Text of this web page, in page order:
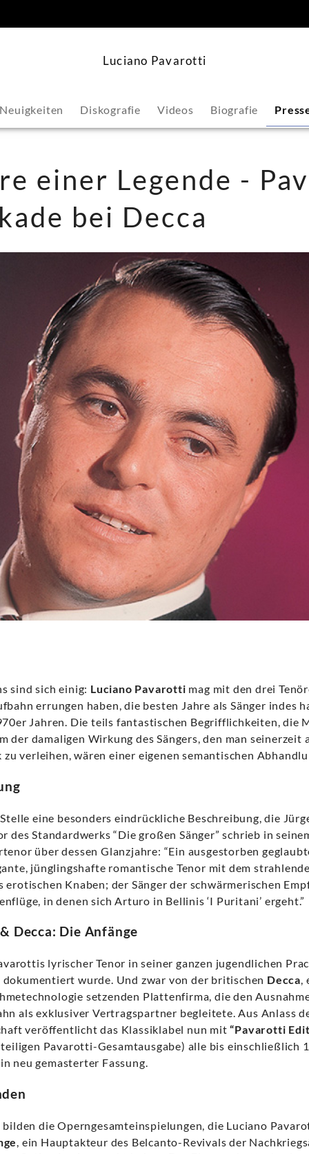
Luciano Pavarotti
Neuigkeiten Diskografie Videos Biografie
einer Legende -
bei Decca
sind sich einig: Luciano Pavarotti mag mit den drei
errungen haben, die besten Jahre als Sänger indes
Jahren. Die teils fantastischen Begrifflichkeiten, die
der damaligen Wirkung des Sängers, den man seinerzeit
verleihen, wären einer eigenen semantischen
eine besonders eindrückliche Beschreibung, die
des Standardwerks “Die großen Sänger” schrieb in
über dessen Glanzjahre: “Ein ausgestorben
jünglingshafte romantische Tenor mit dem
erotischen Knaben; der Sänger der schwärmerischen
in denen sich Arturo in Bellinis ‘I Puritani’ ergeht.”
Decca: Die Anfänge
lyrischer Tenor in seiner ganzen jugendlichen
wurde. Und zwar von der britischen Decca,
setzenden Plattenfirma, die den
als exklusiver Vertragspartner begleitete. Aus Anlass
veröffentlicht das Klassiklabel nun mit“Pavarotti
Pavarotti-Gesamtausgabe) alle bis einschließlich
neu gemasterter Fassung.
die Operngesamteinspielungen, die Luciano
, ein Hauptakteur des Belcanto-Revivals der